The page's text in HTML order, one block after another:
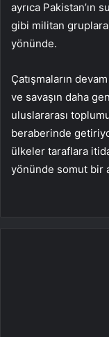
ayrıca Pakistan’ın
gibi militan gruplara
yönünde.
Çatışmaların
ve savaşın daha
uluslararası
beraberinde
ülkeler taraflara
yönünde somut bir